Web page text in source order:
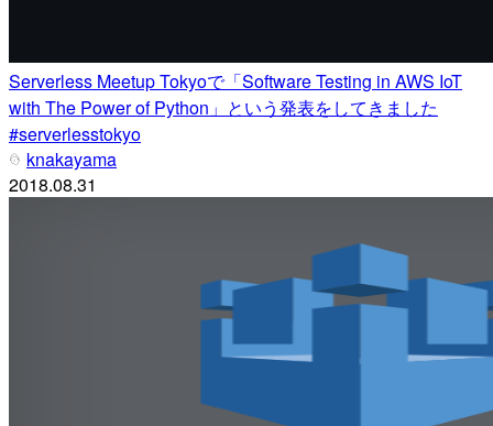
Serverless Meetup Tokyoで「Software Testing in AWS IoT
with The Power of Python」という発表をしてきました
#serverlesstokyo
knakayama
2018.08.31